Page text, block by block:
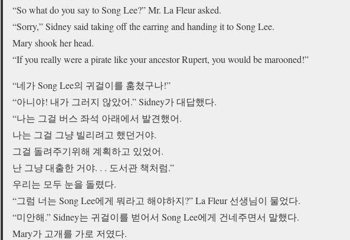
“So what do you say to Song Lee?” Mr. La Fleur asked.
“Sorry,” Sidney said taking off the earring and handing it to Song Lee.
Mary shook her head.
“If you really were a pirate like your ancestor Rupert, you would bemarooned!”
“네가 Song Lee의 귀걸이를 훔쳤구나!”
“아니야! 내가 그러지 않았어.” Sidney가 대답했다.
“나는 그걸 버스 좌석 아래에서 발견했어.
나는 그걸 그냥 빌리려고 했던거야.
그걸 돌려주기위해 계획하고 있었어.
난 그냥 대출한 거야. . . 도서관 책처럼.”
우리는 모두 눈을 돌렸다.
“그럼 너는 Song Lee에게 뭐라고 해야하지?” La Fleur 선생님이 물었다.
“미안해.” Sidney는 귀걸이를 벋어서 Song Lee에게 건네주면서 말했다.
Mary가 고개를 가로 저였다.